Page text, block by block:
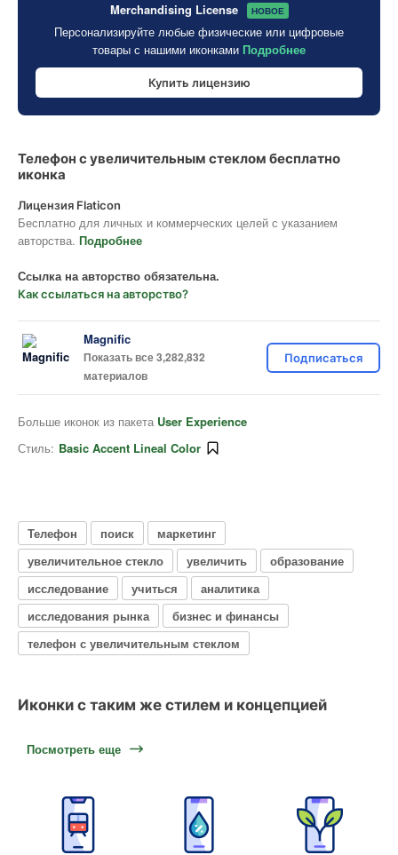
Merchandising License НОВОЕ
Персонализируйте любые физические или цифровые
товары с нашими иконками Подробнее
Купить лицензию
Телефон с увеличительным стеклом бесплатно
иконка
Лицензия Flaticon
Бесплатно для личных и коммерческих целей с указанием
авторства. Подробнее
Ссылка на авторство обязательна.
Как ссылаться на авторство?
Magnific
Показать все 3,282,832
материалов
Подписаться
Больше иконок из пакета User Experience
Стиль: Basic Accent Lineal Color
Телефон поиск
маркетинг
увеличительное стекло
увеличить
образование
исследование
учиться
аналитика
исследования рынка
бизнес и финансы
телефон с увеличительным стеклом
Иконки с таким же стилем и концепцией
Посмотреть еще